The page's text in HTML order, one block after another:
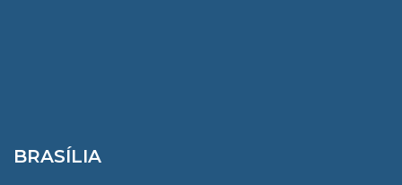
BRASÍLIA